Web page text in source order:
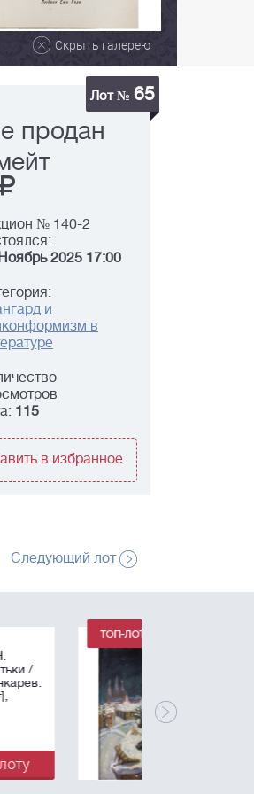
Скрыть галерею
Лот № 65
продан
№ 140-2
2025 17:00
и
в
115
в избранное
Следующий лот
актрисе Л.М.
Тихомиров,
«Матрос на
- 1986.
масло. - 60х46
перейти к лоту